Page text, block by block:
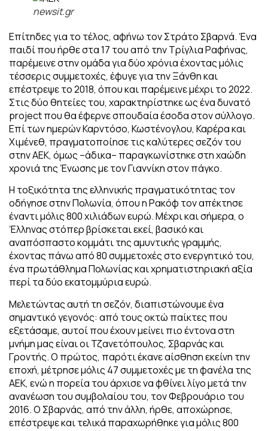
newsit.gr
Επίτηδες για το τέλος, αφήνω τον Στράτο Σβαρνά. Ένα
παιδί που ήρθε στα 17 του από την Τρίγλια Ραφήνας,
παρέμεινε στην ομάδα για δύο χρόνια έχοντας μόλις
τέσσερις συμμετοχές, έφυγε για την Ξάνθη και
επέστρεψε το 2018, όπου και παρέμεινε μέχρι το 2022.
Στις δύο θητείες του, χαρακτηρίστηκε ως ένα δυνατό
project που θα έφερνε σπουδαία έσοδα στον σύλλογο.
Επί των ημερών Καρντόσο, Κωστένογλου, Καρέρα και
Χιμένεθ, πραγματοποίησε τις καλύτερες σεζόν του
στην ΑΕΚ, όμως –άδικα– παραγκωνίστηκε στη χαώδη
χρονιά της Ένωσης με τον Γιαννίκη στον πάγκο.
Η τοξικότητα της ελληνικής πραγματικότητας τον
οδήγησε στην Πολωνία, όπου η Ρακόφ τον απέκτησε
έναντι μόλις 800 χιλιάδων ευρώ. Μέχρι και σήμερα, ο
Έλληνας στόπερ βρίσκεται εκεί, βασικό και
αναπόσπαστο κομμάτι της αμυντικής γραμμής,
έχοντας πάνω από 80 συμμετοχές στο ενεργητικό του,
ένα πρωτάθλημα Πολωνίας και χρηματιστηριακή αξία
περί τα δύο εκατομμύρια ευρώ.
Μελετώντας αυτή τη σεζόν, διαπιστώνουμε ένα
σημαντικό γεγονός: από τους οκτώ παίκτες που
εξετάσαμε, αυτοί που έχουν μείνει πιο έντονα στη
μνήμη μας είναι οι Τζανετόπουλος, Σβαρνάς και
Γροντής. Ο πρώτος, παρότι έκανε αίσθηση εκείνη την
εποχή, μέτρησε μόλις 47 συμμετοχές με τη φανέλα της
ΑΕΚ, ενώ η πορεία του άρχισε να φθίνει λίγο μετά την
ανανέωση του συμβολαίου του, τον Φεβρουάριο του
2016. Ο Σβαρνάς, από την άλλη, ήρθε, αποχώρησε,
επέστρεψε και τελικά παραχωρήθηκε για μόλις 800